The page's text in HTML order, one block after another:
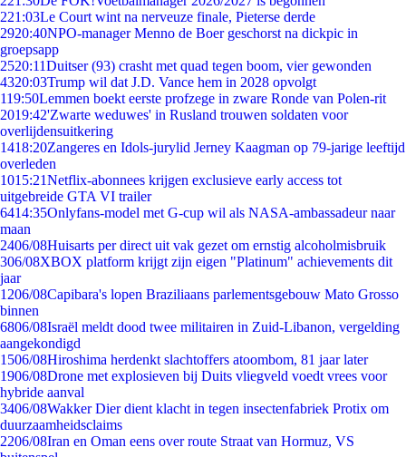
221:03Le Court wint na nerveuze finale, Pieterse derde
2920:40NPO-manager Menno de Boer geschorst na dickpic in
groepsapp
2520:11Duitser (93) crasht met quad tegen boom, vier gewonden
4320:03Trump wil dat J.D. Vance hem in 2028 opvolgt
119:50Lemmen boekt eerste profzege in zware Ronde van Polen-rit
2019:42'Zwarte weduwes' in Rusland trouwen soldaten voor
overlijdensuitkering
1418:20Zangeres en Idols-jurylid Jerney Kaagman op 79-jarige leeftijd
overleden
1015:21Netflix-abonnees krijgen exclusieve early access tot
uitgebreide GTA VI trailer
6414:35Onlyfans-model met G-cup wil als NASA-ambassadeur naar
maan
2406/08Huisarts per direct uit vak gezet om ernstig alcoholmisbruik
306/08XBOX platform krijgt zijn eigen "Platinum" achievements dit
jaar
1206/08Capibara's lopen Braziliaans parlementsgebouw Mato Grosso
binnen
6806/08Israël meldt dood twee militairen in Zuid-Libanon, vergelding
aangekondigd
1506/08Hiroshima herdenkt slachtoffers atoombom, 81 jaar later
1906/08Drone met explosieven bij Duits vliegveld voedt vrees voor
hybride aanval
3406/08Wakker Dier dient klacht in tegen insectenfabriek Protix om
duurzaamheidsclaims
2206/08Iran en Oman eens over route Straat van Hormuz, VS